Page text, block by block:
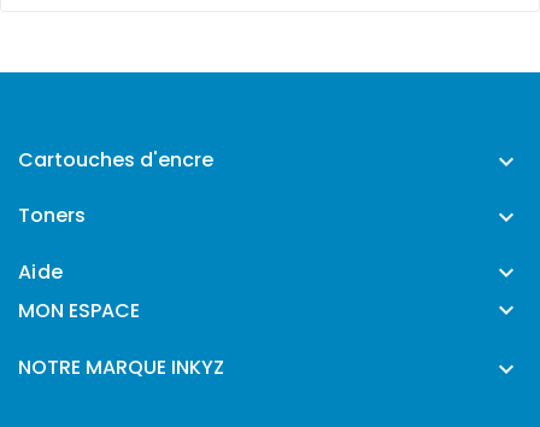
Cartouches d'encre 
Toners 
Aide 
MON ESPACE 
NOTRE MARQUE INKYZ 